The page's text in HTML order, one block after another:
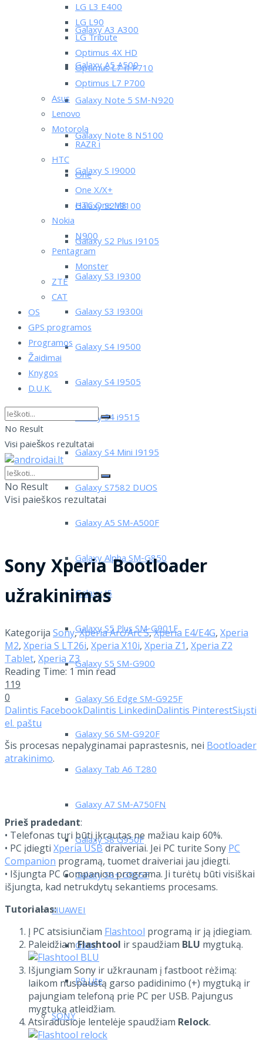
Galaxy A3 A300
Galaxy A5 A500
Galaxy Note 5 SM-N920
Galaxy Note 8 N5100
Galaxy S I9000
Galaxy S2 I9100
Galaxy S2 Plus I9105
Galaxy S3 I9300
Galaxy S3 I9300i
Galaxy S4 I9500
Galaxy S4 I9505
Galaxy S4 i9515
Galaxy S4 Mini I9195
Galaxy S7582 DUOS
Galaxy A5 SM-A500F
Galaxy Alpha SM-G850
Galaxy J5
Galaxy S5 Plus SM-G901F
Galaxy S5 SM-G900
Galaxy S6 Edge SM-G925F
Galaxy S6 SM-G920F
Galaxy Tab A6 T280
Galaxy A7 SM-A750FN
Galaxy S8 G950F
Galaxy S8+ G955F
HUAWEI
G300
P9 Lite
SONY
LG L3 E400
LG L90
LG Tribute
Optimus 4X HD
Optimus L7 II P710
Optimus L7 P700
Asus
Lenovo
Motorola
RAZR i
HTC
One
One X/X+
HTC One M8
Nokia
N900
Pentagram
Monster
ZTE
CAT
OS
GPS programos
Programos
Žaidimai
Knygos
D.U.K.
No Result
Visi paieškos rezultatai
No Result
Visi paieškos rezultatai
Sony Xperia Bootloader
užrakinimas
Kategorija Sony,Xperia Arc/Arc S,Xperia E4/E4G, Xperia
M2, Xperia S LT26i, Xperia X10i, Xperia Z1, Xperia Z2
Tablet, Xperia Z3
Reading Time: 1 min read
119
0
Dalintis FacebookDalintis LinkedinDalintis PinterestSiųsti
el. paštu
Šis procesas nepalyginamai paprastesnis, nei Bootloader
atrakinimo.
Prieš pradedant:
• Telefonas turi būti įkrautas ne mažiau kaip 60%.
• PC įdiegti Xperia USBdraiveriai. Jei PC turite Sony PC
Companion programą, tuomet draiveriai jau įdiegti.
• Išjungta PC Companion programa. Ji turėtų būti visiškai
išjungta, kad netrukdytų sekantiems procesams.
Tutorialas:
Į PC atsisiunčiam Flashtool programą ir ją įdiegiam.
PaleidžiamFlashtool ir spaudžiam BLU mygtuką.
Išjungiam Sony ir užkraunam į fastboot rėžimą:
laikom nuspaustą garso padidinimo (+) mygtuką ir
pajungiam telefoną prie PC per USB. Pajungus
mygtuką atleidžiam.
Atsiradusioje lentelėje spaudžiam Relock.